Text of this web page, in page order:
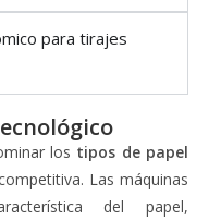
para tirajes
los tipos de papel
Las máquinas
del papel,